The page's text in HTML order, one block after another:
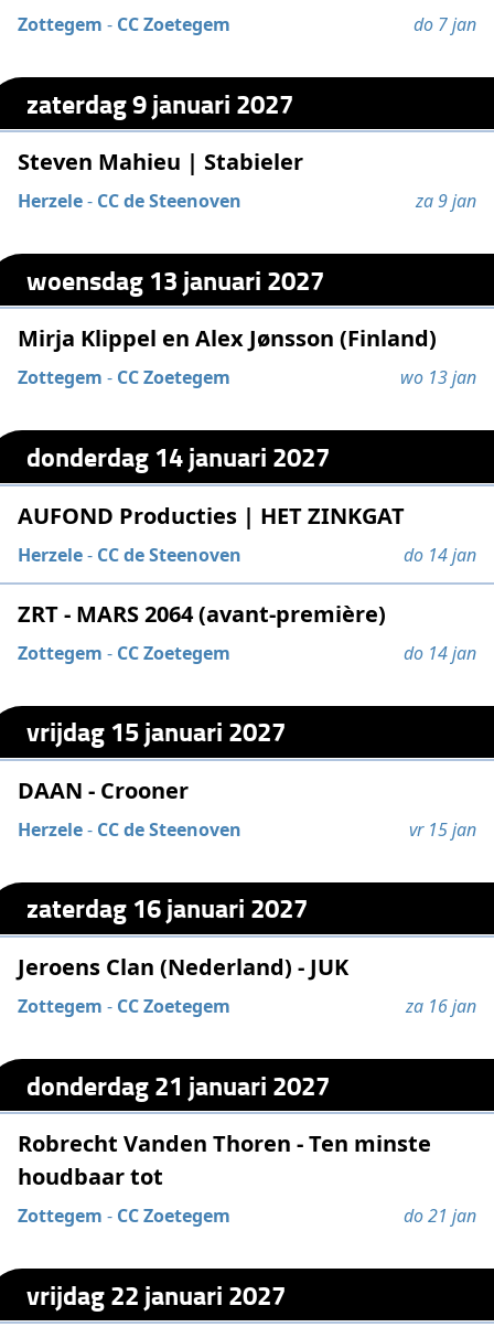
Zottegem - CC Zoetegem do 7 jan
zaterdag 9 januari 2027
Steven Mahieu | Stabieler
Herzele- CC de Steenoven za 9 jan
woensdag 13 januari 2027
Mirja Klippel en Alex Jønsson (Finland)
Zottegem - CC Zoetegem wo 13 jan
donderdag 14 januari 2027
AUFOND Producties | HET ZINKGAT
Herzele- CC de Steenoven do 14 jan
ZRT - MARS 2064 (avant-première)
Zottegem - CC Zoetegem do 14 jan
vrijdag 15 januari 2027
DAAN - Crooner
Herzele- CC de Steenoven vr 15 jan
zaterdag 16 januari 2027
Jeroens Clan (Nederland) - JUK
Zottegem - CC Zoetegem za 16 jan
donderdag 21 januari 2027
Robrecht Vanden Thoren - Ten minste
houdbaar tot
Zottegem - CC Zoetegem do 21 jan
vrijdag 22 januari 2027